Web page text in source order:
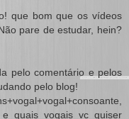
que bom que os vídeos
pare de estudar, hein?
pelo comentário e pelos
pelo blog!
quais vogais vc quiser